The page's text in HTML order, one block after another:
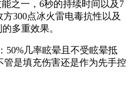
之一，6秒的持续时间以及7
300点冰火雷电毒抗性以及
多重效果。
50%几率眩晕且不受眩晕抵
是填充伤害还是作为先手控